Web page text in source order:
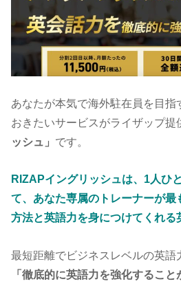
あなたが本気で海外駐在員を目指
おきたいサービスがライザップ提
ッシュ」 です。
RIZAPイングリッシュは、1人ひ
て、あなた専属のトレーナーが最
方法と英語力を身につけてくれる
最短距離でビジネスレベルの英語
「徹底的に英語力を強化すること